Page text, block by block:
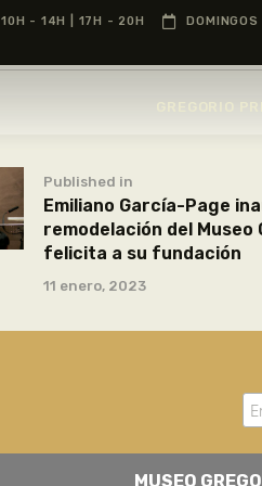
10H - 14H | 17H - 20H
Published in
Emiliano García-Page
remodelación del
felicita a su fundación
11 enero, 2023
MUSEO